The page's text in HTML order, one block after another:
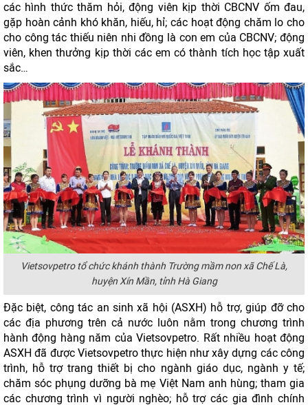
các hình thức thăm hỏi, động viên kịp thời CBCNV ốm đau,
gặp hoàn cảnh khó khăn, hiếu, hỉ; các hoạt động chăm lo cho
cho công tác thiếu niên nhi đồng là con em của CBCNV; động
viên, khen thưởng kịp thời các em có thành tích học tập xuất
sắc…
Vietsovpetro tổ chức khánh thành Trường mầm non xã Chế Là,
huyện Xín Mần, tỉnh Hà Giang
Đặc biệt, công tác an sinh xã hội (ASXH) hỗ trợ, giúp đỡ cho
các địa phương trên cả nước luôn nằm trong chương trình
hành động hàng năm của Vietsovpetro. Rất nhiều hoạt động
ASXH đã được Vietsovpetro thực hiện như xây dựng các công
trình, hỗ trợ trang thiết bị cho ngành giáo dục, ngành y tế;
chăm sóc phụng dưỡng bà mẹ Việt Nam anh hùng; tham gia
các chương trình vì người nghèo; hỗ trợ các gia đình chính